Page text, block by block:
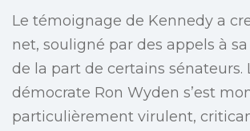
Le témoignage de Kennedy a
net, souligné par des appels à
de la part de certains sénateurs.
démocrate Ron Wyden s’est
particulièrement virulent,